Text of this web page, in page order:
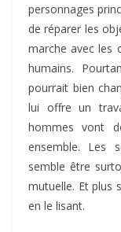
personnages
de réparer les
marche avec les
humains.
pourrait bien
lui offre un
hommes vont
ensemble. Les
semble être
mutuelle. Et plus
en le lisant.